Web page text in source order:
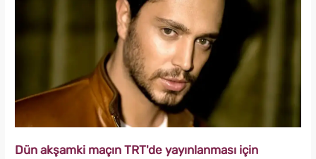
Dün akşamki maçın TRT'de yayınlanması için